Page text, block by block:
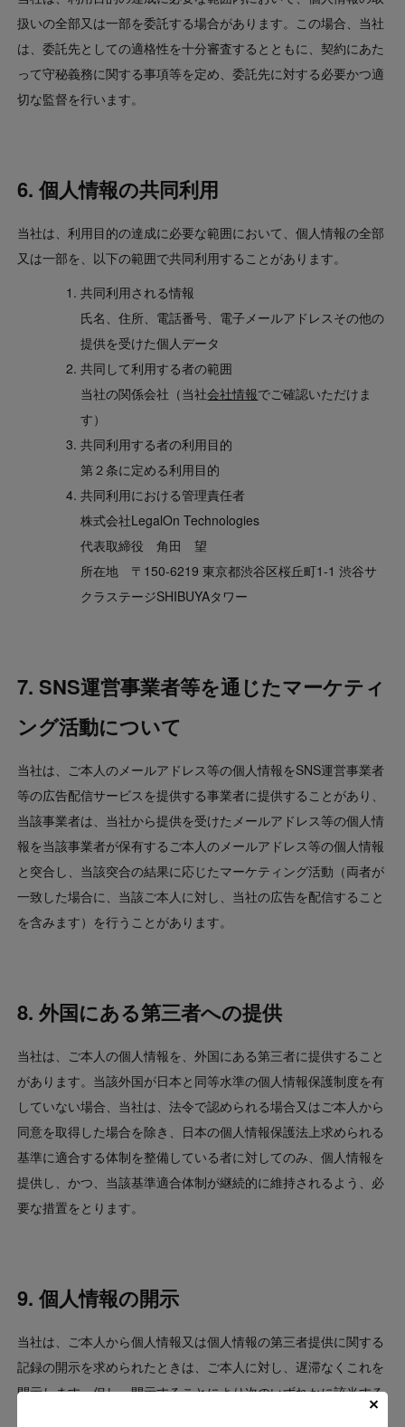
扱いの全部又は一部を委託する場合があります。この場合、当社
は、委託先としての適格性を十分審査するとともに、契約にあた
って守秘義務に関する事項等を定め、委託先に対する必要かつ適
切な監督を行います。
6. 個人情報の共同利用
当社は、利用目的の達成に必要な範囲において、個人情報の全部
又は一部を、以下の範囲で共同利用することがあります。
共同利用される情報
氏名、住所、電話番号、電子メールアドレスその他の
提供を受けた個人データ
共同して利用する者の範囲
当社の関係会社（当社会社情報でご確認いただけま
す）
共同利用する者の利用目的
第２条に定める利用目的
共同利用における管理責任者
株式会社LegalOn Technologies
代表取締役 角田 望
所在地 〒150-6219 東京都渋谷区桜丘町1-1 渋谷サ
クラステージSHIBUYAタワー
7. SNS運営事業者等を通じたマーケティ
ング活動について
当社は、ご本人のメールアドレス等の個人情報をSNS運営事業者
等の広告配信サービスを提供する事業者に提供することがあり、
当該事業者は、当社から提供を受けたメールアドレス等の個人情
報を当該事業者が保有するご本人のメールアドレス等の個人情報
と突合し、当該突合の結果に応じたマーケティング活動（両者が
一致した場合に、当該ご本人に対し、当社の広告を配信すること
を含みます）を行うことがあります。
8. 外国にある第三者への提供
当社は、ご本人の個人情報を、外国にある第三者に提供すること
があります。当該外国が日本と同等水準の個人情報保護制度を有
していない場合、当社は、法令で認められる場合又はご本人から
同意を取得した場合を除き、日本の個人情報保護法上求められる
基準に適合する体制を整備している者に対してのみ、個人情報を
提供し、かつ、当該基準適合体制が継続的に維持されるよう、必
要な措置をとります。
9. 個人情報の開示
当社は、ご本人から個人情報又は個人情報の第三者提供に関する
記録の開示を求められたときは、ご本人に対し、遅滞なくこれを
開示します。但し、開示することにより次のいずれかに該当する